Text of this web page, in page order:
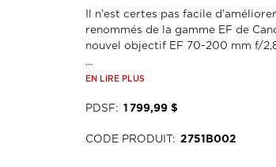
Il n'est certes pas facile
renommés de la gamme EF de
nouvel objectif EF 70-200 mm f/
...
EN LIRE PLUS
PDSF: 1 799,99 $
CODE PRODUIT: 2751B002